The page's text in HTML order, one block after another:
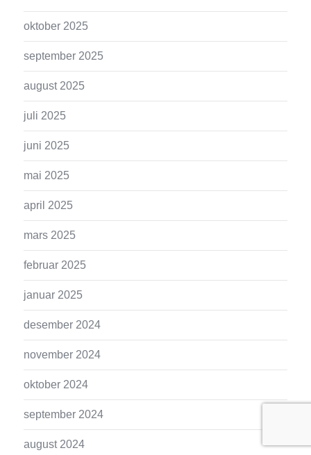
oktober 2025
september 2025
august 2025
juli 2025
juni 2025
mai 2025
april 2025
mars 2025
februar 2025
januar 2025
desember 2024
november 2024
oktober 2024
september 2024
august 2024